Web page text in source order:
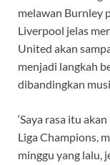
melawan Burnley
Liverpool jelas
United akan
menjadi langkah
dibandingkan
‘Saya rasa itu
Liga Champions,
minggu yang lalu,